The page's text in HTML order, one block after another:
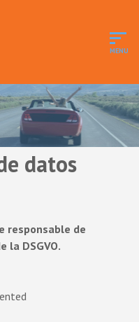
datos
responsable de
la DSGVO.